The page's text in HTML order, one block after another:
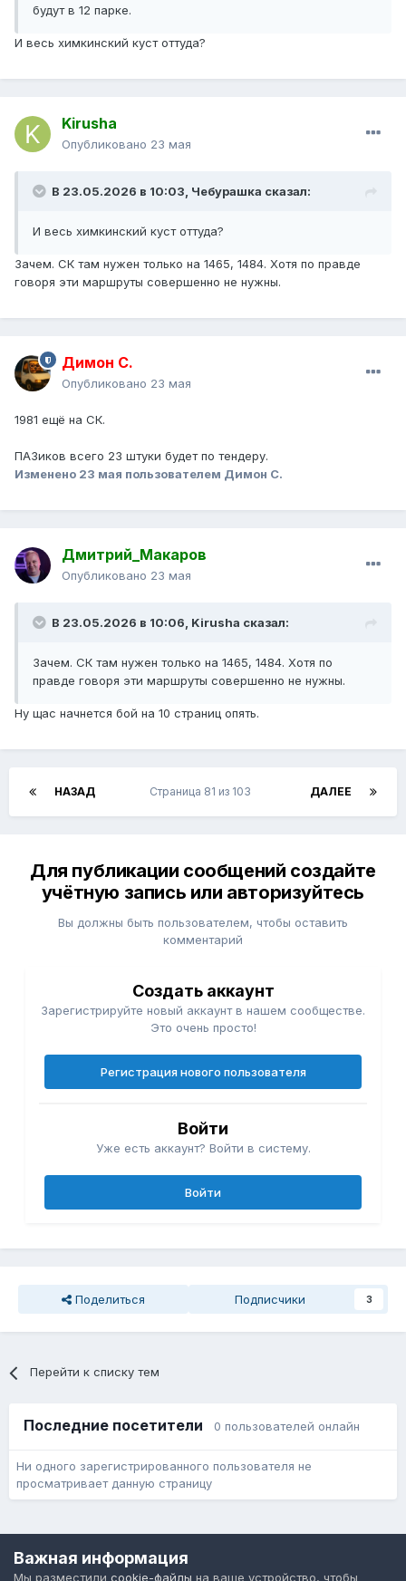
будут в 12 парке.
И весь химкинский куст оттуда?
Kirusha
Опубликовано 23 мая
В 23.05.2026 в 10:03, Чебурашка сказал:
И весь химкинский куст оттуда?
Зачем. СК там нужен только на 1465, 1484. Хотя по правде
говоря эти маршруты совершенно не нужны.
Димон С.
Опубликовано 23 мая
1981 ещё на СК.
ПАЗиков всего 23 штуки будет по тендеру.
Изменено 23 мая пользователем Димон С.
Дмитрий_Макаров
Опубликовано 23 мая
В 23.05.2026 в 10:06, Kirusha сказал:
Зачем. СК там нужен только на 1465, 1484. Хотя по
правде говоря эти маршруты совершенно не нужны.
Ну щас начнется бой на 10 страниц опять.
НАЗАД ДАЛЕЕ
Страница 81 из 103
Для публикации сообщений создайте
учётную запись или авторизуйтесь
Вы должны быть пользователем, чтобы оставить
комментарий
Создать аккаунт
Зарегистрируйте новый аккаунт в нашем сообществе.
Это очень просто!
Регистрация нового пользователя
Войти
Уже есть аккаунт? Войти в систему.
Войти
Поделиться Подписчики 3
Перейти к списку тем
Последние посетители 0 пользователей онлайн
Ни одного зарегистрированного пользователя не
просматривает данную страницу
Форум общественного транспорта
Важная информация
Мы разместили cookie-файлы на ваше устройство, чтобы